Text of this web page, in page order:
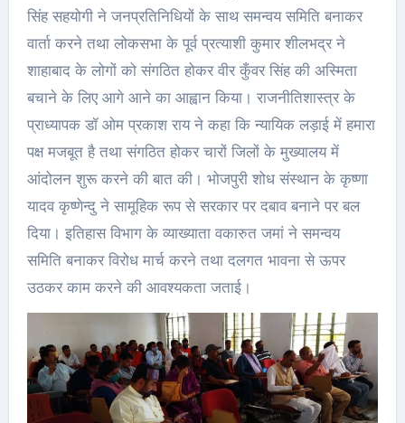
सिंह सहयोगी ने जनप्रतिनिधियों के साथ समन्वय समिति बनाकर
वार्ता करने तथा लोकसभा के पूर्व प्रत्याशी कुमार शीलभद्र ने
शाहाबाद के लोगों को संगठित होकर वीर कुँवर सिंह की अस्मिता
बचाने के लिए आगे आने का आह्वान किया। राजनीतिशास्त्र के
प्राध्यापक डॉ ओम प्रकाश राय ने कहा कि न्यायिक लड़ाई में हमारा
पक्ष मजबूत है तथा संगठित होकर चारों जिलों के मुख्यालय में
आंदोलन शुरू करने की बात की। भोजपुरी शोध संस्थान के कृष्णा
यादव कृष्णेन्दु ने सामूहिक रूप से सरकार पर दबाव बनाने पर बल
दिया। इतिहास विभाग के व्याख्याता वकारुत जमां ने समन्वय
समिति बनाकर विरोध मार्च करने तथा दलगत भावना से ऊपर
उठकर काम करने की आवश्यकता जताई।